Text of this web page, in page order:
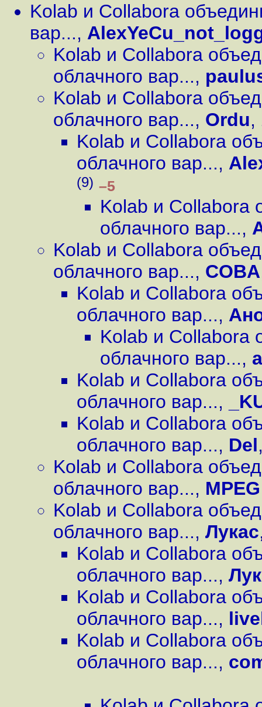
Kolab и Collabora
вар...,
Kolab и Collabora
облачного вар...,
Kolab и Collabora
облачного вар..., Ordu,
Kolab и Collabora
облачного вар...,
(9) –5
Kolab и Collabora
облачного вар...,
Kolab и Collabora
облачного вар..., COBA
Kolab и Collabora
облачного вар...,
Kolab и Collabora
облачного вар...,
Kolab и Collabora
облачного вар...,
Kolab и Collabora
облачного вар..., Del
Kolab и Collabora
облачного вар...,
Kolab и Collabora
облачного вар..., Лукас
Kolab и Collabora
облачного вар...,
Kolab и Collabora
облачного вар...,
Kolab и Collabora
облачного вар...,